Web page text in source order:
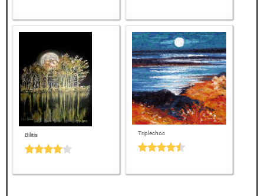
Bilitis Triplechoc